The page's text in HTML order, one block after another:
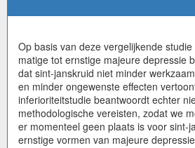
Op basis van deze vergelijkende
matige tot ernstige majeure depressie
dat sint-janskruid niet minder
en minder ongewenste effecten
inferioriteitstudie beantwoordt echter
methodologische vereisten, zodat we
er momenteel geen plaats is voor sint-
ernstige vormen van majeure